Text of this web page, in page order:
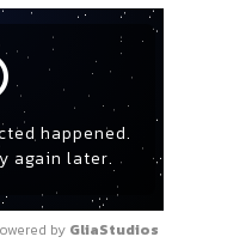
happened.
again later.
by GliaStudios